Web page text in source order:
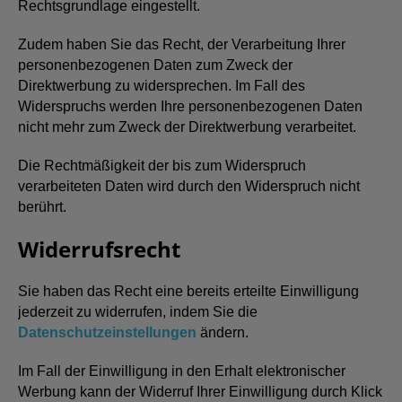
Rechtsgrundlage eingestellt.
Zudem haben Sie das Recht, der Verarbeitung Ihrer
personenbezogenen Daten zum Zweck der
Direktwerbung zu widersprechen. Im Fall des
Widerspruchs werden Ihre personenbezogenen Daten
nicht mehr zum Zweck der Direktwerbung verarbeitet.
Die Rechtmäßigkeit der bis zum Widerspruch
verarbeiteten Daten wird durch den Widerspruch nicht
berührt.
Widerrufsrecht
Sie haben das Recht eine bereits erteilte Einwilligung
jederzeit zu widerrufen, indem Sie die
Datenschutzeinstellungen ändern.
Im Fall der Einwilligung in den Erhalt elektronischer
Werbung kann der Widerruf Ihrer Einwilligung durch Klick